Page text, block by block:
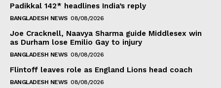
Padikkal 142* headlines India’s reply
BANGLADESH NEWS 08/08/2026
Joe Cracknell, Naavya Sharma guide Middlesex win
as Durham lose Emilio Gay to injury
BANGLADESH NEWS 08/08/2026
Flintoff leaves role as England Lions head coach
BANGLADESH NEWS 08/08/2026